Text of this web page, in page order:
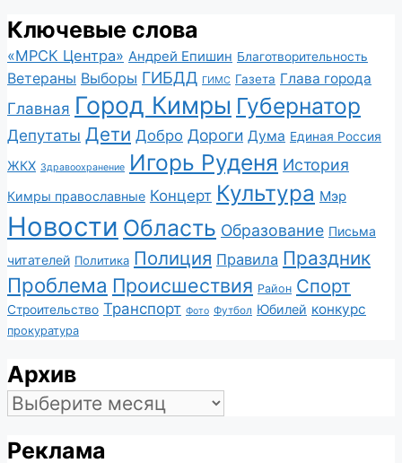
Ключевые слова
«МРСК Центра» Андрей Епишин Благотворительность
Ветераны Выборы ГИБДД ГИМС Газета Глава города
Главная Город Кимры Губернатор
Депутаты Дети Добро Дороги Дума Единая Россия
ЖКХ Здравоохранение Игорь Руденя История
Кимры православные Концерт Культура Мэр
Новости Область Образование Письма
читателей Политика Полиция Правила Праздник
Проблема Происшествия Район Спорт
Строительство Транспорт Фото Футбол Юбилей конкурс
прокуратура
Архив
Архив
Реклама